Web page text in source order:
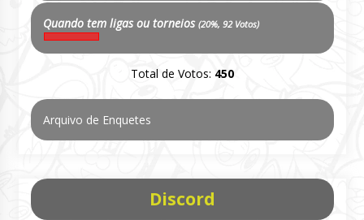
Quando tem ligas ou torneios (20%, 92 Votos)
Total de Votos: 450
Arquivo de Enquetes
Discord